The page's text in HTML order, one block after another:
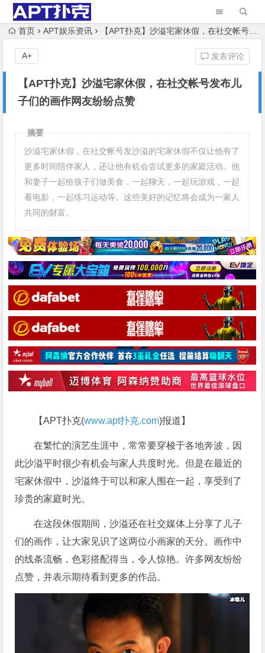
首页 APT娱乐资讯 【APT扑克】沙溢宅家休假，在社交帐号发布儿子们的画作网友纷纷点赞
【APT扑克】沙溢宅家休假，在社交帐号发布儿
子们的画作网友纷纷点赞
发表评论
A+
摘要
沙溢宅家休假，在社交帐号发沙溢的宅家休假不仅让他有了
更多时间陪伴家人，还让他有机会尝试更多的家庭活动。他
和妻子一起给孩子们做美食，一起聊天，一起玩游戏，一起
看电影，一起练习运动等。这些美好的记忆将会成为一家人
共同的财富。
【APT扑克(www.apt扑克.com)报道】
在繁忙的演艺生涯中，常常要穿梭于各地奔波，因
此沙溢平时很少有机会与家人共度时光。但是在最近的
宅家休假中，沙溢终于可以和家人围在一起，享受到了
珍贵的家庭时光。
在这段休假期间，沙溢还在社交媒体上分享了儿子
们的画作，让大家见识了这两位小画家的天分。画作中
的线条流畅，色彩搭配得当，令人惊艳。许多网友纷纷
点赞，并表示期待看到更多的作品。